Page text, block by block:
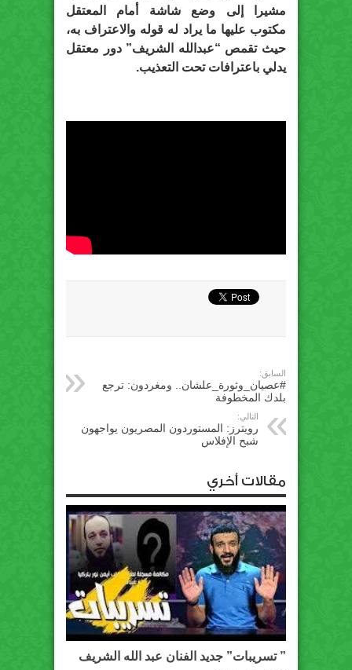
مشيرا إلى وضع شاشة أمام المعتقل
مكتوب عليها ما يراد له قوله والاعتراف به،
حيث تقمص “عبدالله الشريف” دور معتقل
يدلي باعترافات تحت التعذيب.
السابق:
#عصيان_وثورة_علشان.. ومغردون: ترجع
بلدك المخطوفة
التالي:
رويترز: المستوردون المصريون يواجهون
شبح الإفلاس
مقالات أخري
” تسريبات” جديد الفنان عبد الله الشريف